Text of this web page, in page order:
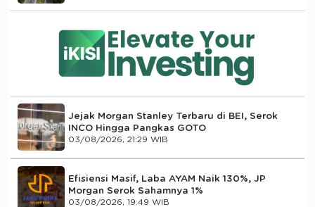
Jejak Morgan Stanley Terbaru di BEI, Serok
INCO Hingga Pangkas GOTO
03/08/2026, 21:29 WIB
Efisiensi Masif, Laba AYAM Naik 130%, JP
Morgan Serok Sahamnya 1%
03/08/2026, 19:49 WIB